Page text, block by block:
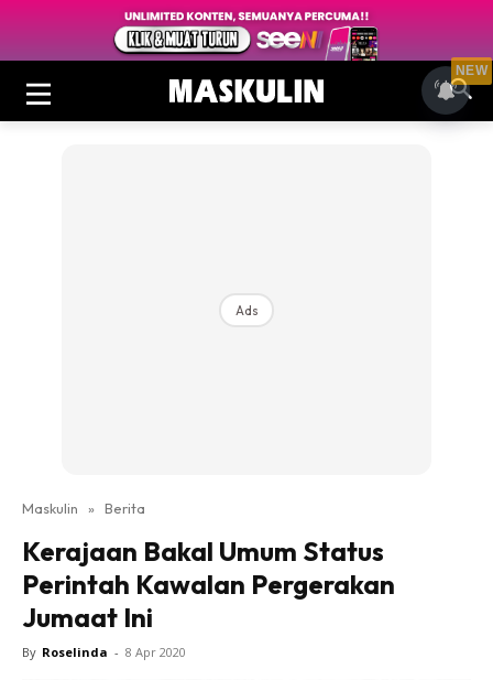
Ads
Maskulin » Berita
Kerajaan Bakal Umum Status
Perintah Kawalan Pergerakan
Jumaat Ini
By Roselinda - 8 Apr 2020
NEW